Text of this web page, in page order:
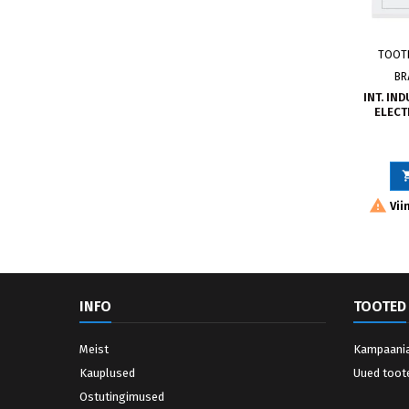
INT.

INFO
Meist
Kauplused
Ostutingimused
TOOTED
Uued